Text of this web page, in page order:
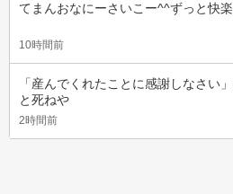
てまんおなにーさいこー^^ずっと快
10時間前
「産んでくれたことに感謝しなさい
と死ねや
2時間前